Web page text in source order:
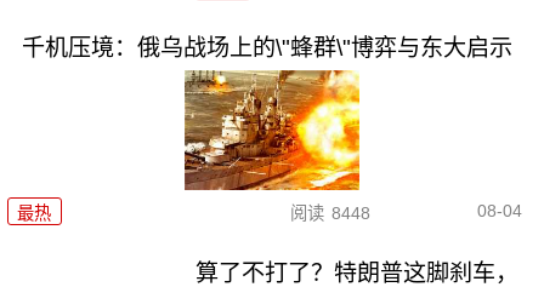
千机压境：俄乌战场上的\"蜂群\"博弈与东大启示
最热 阅读 8448 08-04
算了不打了？特朗普这脚刹车，